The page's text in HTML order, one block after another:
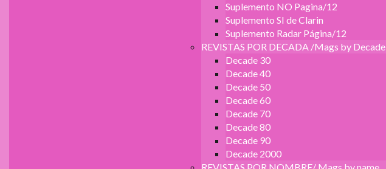
Suplemento NO Pagina/12
Suplemento SI de Clarin
Suplemento Radar Página/12
REVISTAS POR DECADA /Mags by Decade
Decade 30
Decade 40
Decade 50
Decade 60
Decade 70
Decade 80
Decade 90
Decade 2000